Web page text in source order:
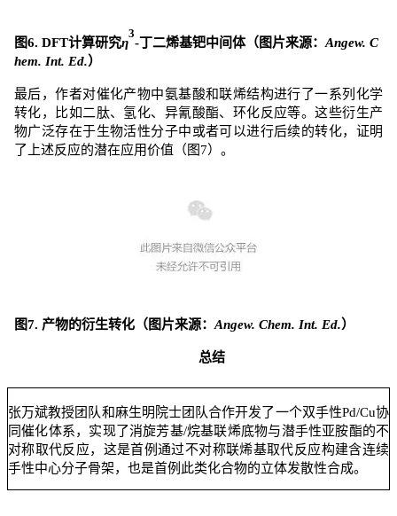
图6. DFT计算研究η
3
-丁二烯基钯中间体（图片来源： Angew. C
hem. Int. Ed.）
最后，作者对催化产物中氨基酸和联烯结构进行了一系列化学
转化，比如二肽、氢化、异氰酸酯、环化反应等。这些衍生产
物广泛存在于生物活性分子中或者可以进行后续的转化，证明
了上述反应的潜在应用价值（图7）。
图7. 产物的衍生转化 （图片来源： Angew. Chem. Int. Ed.）
总结
张万斌教授团队和麻生明院士团队合作开发了一个双手性Pd/Cu协
同催化体系，实现了消旋芳基/烷基联烯底物与潜手性亚胺酯的不
对称取代反应，这是首例通过不对称联烯基取代反应构建含连续
手性中心分子骨架，也是首例此类化合物的立体发散性合成。